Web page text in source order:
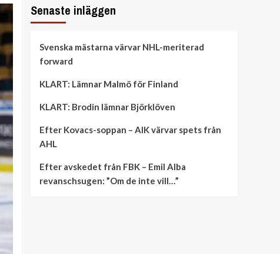
Senaste inläggen
Svenska mästarna värvar NHL-meriterad
forward
KLART: Lämnar Malmö för Finland
KLART: Brodin lämnar Björklöven
Efter Kovacs-soppan – AIK värvar spets från
AHL
Efter avskedet från FBK – Emil Alba
revanschsugen: ”Om de inte vill…”